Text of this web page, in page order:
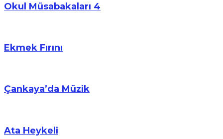
Okul Müsabakaları 4
Ekmek Fırını
Çankaya’da Müzik
Ata Heykeli